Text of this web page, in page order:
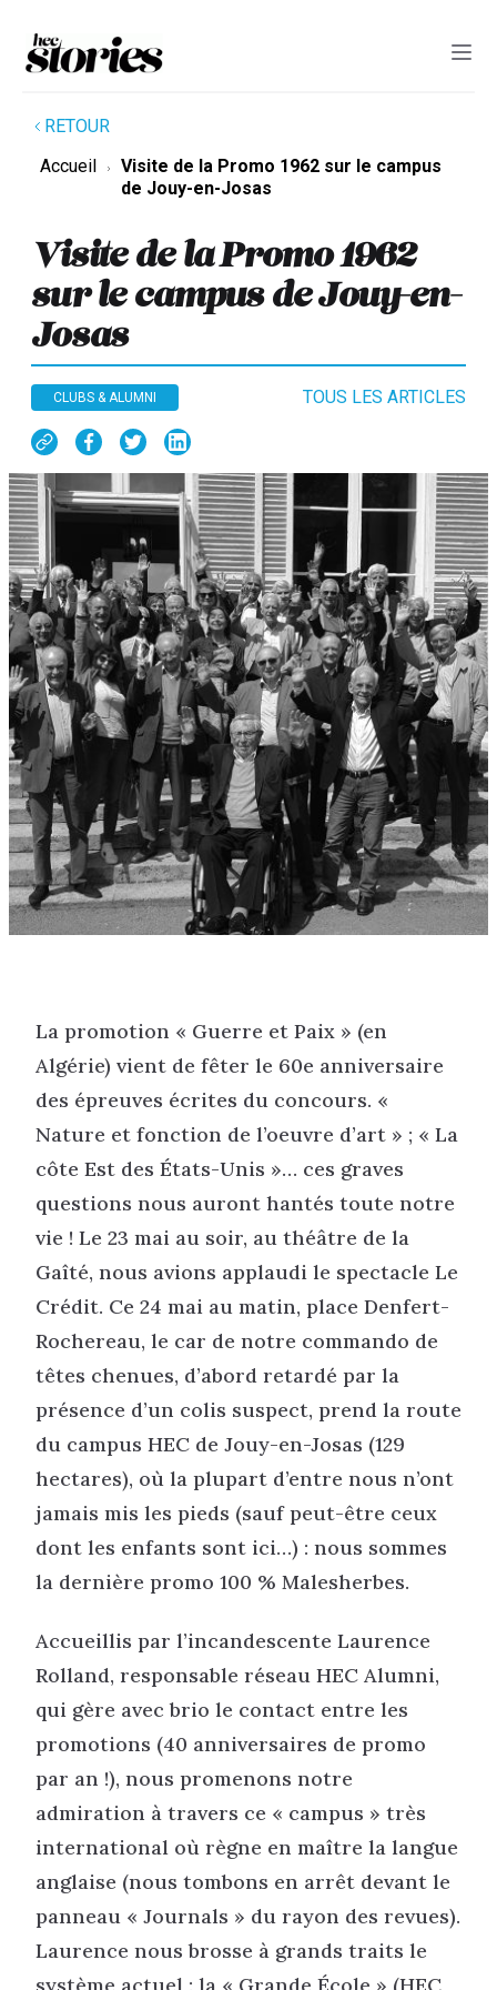
RETOUR
Accueil
Visite de la Promo 1962 sur le campus
de Jouy-en-Josas
Visite de la Promo 1962
sur le campus de Jouy-en-
Josas
CLUBS & ALUMNI TOUS LES ARTICLES
La promotion « Guerre et Paix » (en
Algérie) vient de fêter le 60e anniversaire
des épreuves écrites du concours. «
Nature et fonction de l’oeuvre d’art » ; « La
côte Est des États-Unis »… ces graves
questions nous auront hantés toute notre
vie ! Le 23 mai au soir, au théâtre de la
Gaîté, nous avions applaudi le spectacle Le
Crédit. Ce 24 mai au matin, place Denfert-
Rochereau, le car de notre commando de
têtes chenues, d’abord retardé par la
présence d’un colis suspect, prend la route
du campus HEC de Jouy-en-Josas (129
hectares), où la plupart d’entre nous n’ont
jamais mis les pieds (sauf peut-être ceux
dont les enfants sont ici…) : nous sommes
la dernière promo 100 % Malesherbes.
Accueillis par l’incandescente Laurence
Rolland, responsable réseau HEC Alumni,
qui gère avec brio le contact entre les
promotions (40 anniversaires de promo
par an !), nous promenons notre
admiration à travers ce « campus » très
international où règne en maître la langue
anglaise (nous tombons en arrêt devant le
panneau « Journals » du rayon des revues).
Laurence nous brosse à grands traits le